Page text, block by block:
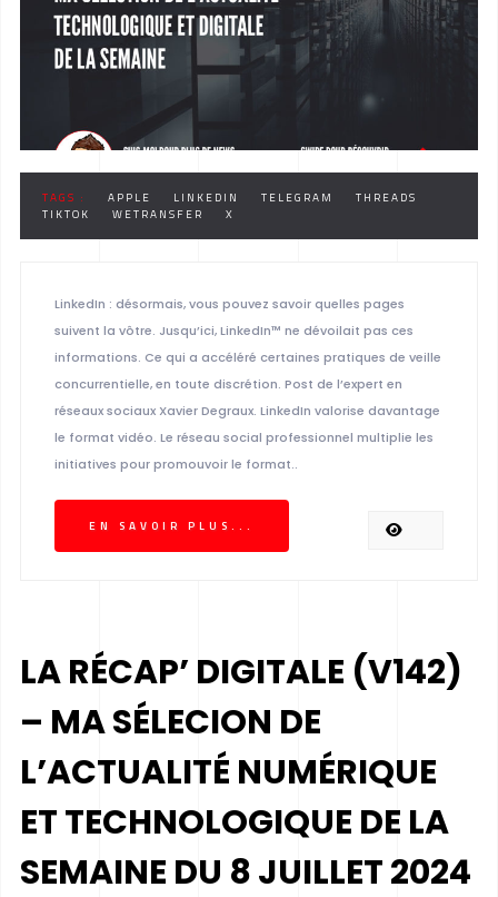
TAGS : APPLE LINKEDIN TELEGRAM
THREADS
TIKTOK
WETRANSFER X
LinkedIn : désormais, vous pouvez savoir quelles pages
suivent la vôtre. Jusqu’ici, LinkedIn™ ne dévoilait pas ces
informations. Ce qui a accéléré certaines pratiques de veille
concurrentielle, en toute discrétion. Post de l’expert en
réseaux sociaux Xavier Degraux. LinkedIn valorise davantage
le format vidéo. Le réseau social professionnel multiplie les
initiatives pour promouvoir le format..
EN SAVOIR PLUS...
LA RÉCAP’ DIGITALE (V142)
– MA SÉLECION DE
L’ACTUALITÉ NUMÉRIQUE
ET TECHNOLOGIQUE DE LA
SEMAINE DU 8 JUILLET 2024